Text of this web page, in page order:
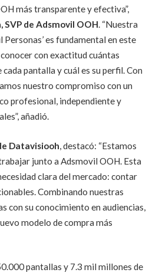
más transparente y efectiva”,
SVP de Adsmovil OOH. “Nuestra
es fundamental en este
con exactitud cuántas
cada pantalla y cuál es su perfil. Con
nuestro compromiso con un
profesional, independiente y
, añadió.
Datavisiooh, destacó: “Estamos
junto a Adsmovil OOH. Esta
clara del mercado: contar
Combinando nuestras
con su conocimiento en audiencias,
modelo de compra más
pantallas y 7.3 mil millones de